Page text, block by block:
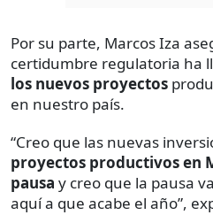
Por su parte, Marcos Iza
certidumbre regulatoria ha
los nuevos proyectos
en nuestro país.
“Creo que las nuevas
proyectos productivos en
pausa y creo que la pausa
aquí a que acabe el año”,